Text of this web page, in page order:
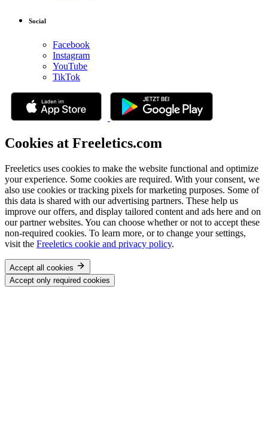
Social
Facebook
Instagram
YouTube
TikTok
Cookies at Freeletics.com
Freeletics uses cookies to make the website functional and optimize
your experience. Some cookies are required. With your consent, we
also use cookies or tracking pixels for marketing purposes. Some of
this data is shared with our advertising partners. These help us
improve our offers, and display tailored content and ads here and on
our partner websites. You can choose whether or not to accept these
non-required cookies. To learn more, or to change your settings,
visit the Freeletics cookie and privacy policy.
Accept all cookies
Accept only required cookies